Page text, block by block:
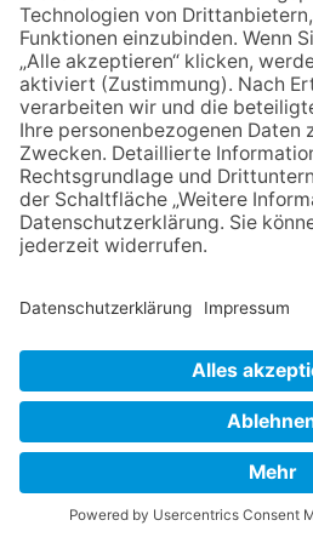
E
N
Copyright Taunus
Powered by